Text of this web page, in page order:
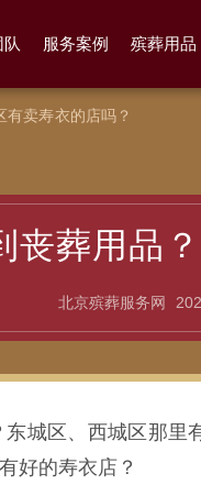
队 服务案例 殡葬用品
卖寿衣的店吗？
丧葬用品
北京殡葬服务网
城区、西城区那里
好的寿衣店？